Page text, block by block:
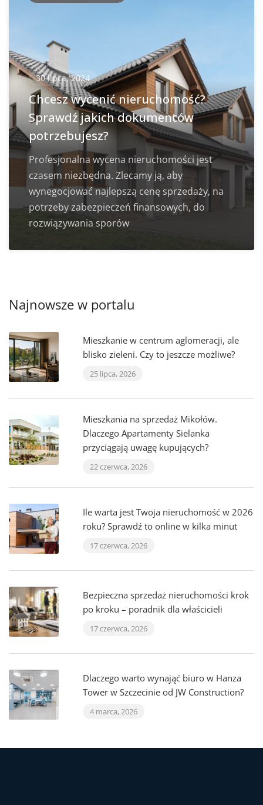
30 lipca, 2024
Chcesz wycenić nieruchomość?
Sprawdź jakich dokumentów
potrzebujesz?
Profesjonalna wycena nieruchomości jest
czasem niezbędna. Zlecamy ją, aby
wynegocjować najlepszą cenę sprzedaży, na
potrzeby zabezpieczeń finansowych, do
rozwiązywania sporów
Najnowsze w portalu
Mieszkanie w centrum aglomeracji, ale
blisko zieleni. Czy to jeszcze możliwe?
25 lipca, 2026
Mieszkania na sprzedaż Mikołów.
Dlaczego Apartamenty Sielanka
przyciągają uwagę kupujących?
22 czerwca, 2026
Ile warta jest Twoja nieruchomość w 2026
roku? Sprawdź to online w kilka minut
17 czerwca, 2026
Bezpieczna sprzedaż nieruchomości krok
po kroku – poradnik dla właścicieli
17 czerwca, 2026
Dlaczego warto wynająć biuro w Hanza
Tower w Szczecinie od JW Construction?
4 marca, 2026